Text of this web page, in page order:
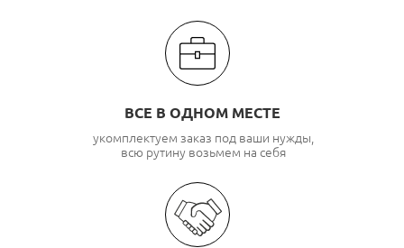
ВСЕ В ОДНОМ МЕСТЕ
укомплектуем заказ под ваши нужды,
всю рутину возьмем на себя